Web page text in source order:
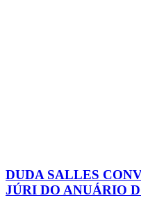
DUDA SALLES
JÚRI DO ANUÁRIO